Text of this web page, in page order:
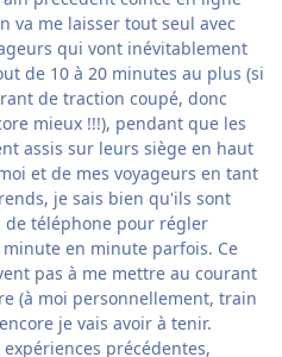
va me laisser tout seul avec
qui vont inévitablement
de 10 à 20 minutes au plus (si
de traction coupé, donc
mieux !!!), pendant que les
assis sur leurs siège en haut
et de mes voyageurs en tant
je sais bien qu'ils sont
de téléphone pour régler
en minute parfois. Ce
pas à me mettre au courant
(à moi personnellement, train
je vais avoir à tenir.
précédentes,